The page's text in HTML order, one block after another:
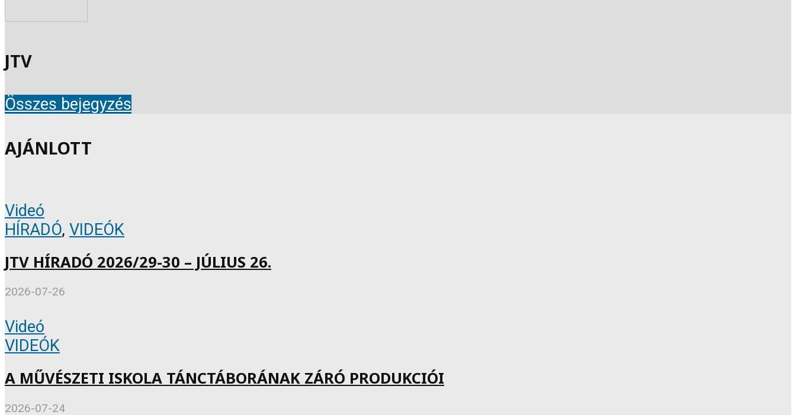
JTV
Összes bejegyzés
AJÁNLOTT
Videó
HÍRADÓ, VIDEÓK
JTV HÍRADÓ 2026/29-30 – JÚLIUS 26.
2026-07-26
Videó
VIDEÓK
A MŰVÉSZETI ISKOLA TÁNCTÁBORÁNAK ZÁRÓ PRODUKCIÓI
2026-07-24